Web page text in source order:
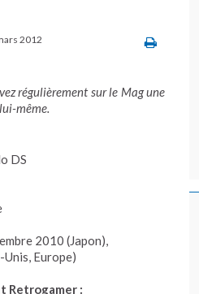
2012
régulièrement sur le Mag une
même.
DS
2010 (Japon),
Europe)
Retrogamer :